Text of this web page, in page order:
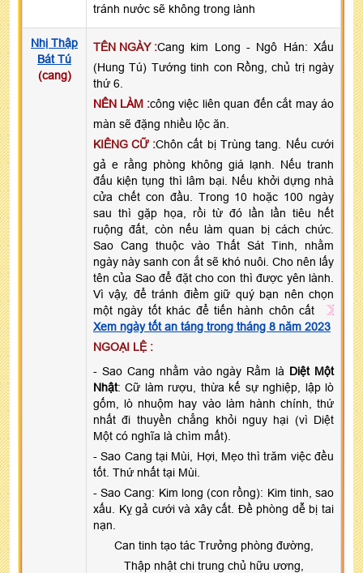
tránh nước sẽ không trong lành
Nhị Thập
Bát Tú
(cang)
TÊN NGÀY :Cang kim Long - Ngô Hán: Xấu
(Hung Tú) Tướng tinh con Rồng, chủ trị ngày
thứ 6.
NÊN LÀM :công việc liên quan đến cắt may áo
màn sẽ đặng nhiều lộc ăn.
KIÊNG CỮ :Chôn cất bị Trùng tang. Nếu cưới
gả e rằng phòng không giá lạnh. Nếu tranh
đấu kiện tụng thì lâm bại. Nếu khởi dựng nhà
cửa chết con đầu. Trong 10 hoặc 100 ngày
sau thì gặp họa, rồi từ đó lần lần tiêu hết
ruộng đất, còn nếu làm quan bị cách chức.
Sao Cang thuộc vào Thất Sát Tinh, nhằm
ngày này sanh con ắt sẽ khó nuôi. Cho nên lấy
tên của Sao để đặt cho con thì được yên lành.
Vì vậy, để tránh điềm giữ quý bạn nên chọn
một ngày tốt khác để tiến hành chôn cất
Xem ngày tốt an táng trong tháng 8 năm 2023
NGOẠI LỆ :
- Sao Cang nhằm vào ngày Rằm là Diệt Một
Nhật: Cữ làm rượu, thừa kế sự nghiệp, lập lò
gốm, lò nhuộm hay vào làm hành chính, thứ
nhất đi thuyền chẳng khỏi nguy hại (vì Diệt
Một có nghĩa là chìm mất).
- Sao Cang tại Mùi, Hợi, Mẹo thì trăm việc đều
tốt. Thứ nhất tại Mùi.
- Sao Cang: Kim long (con rồng): Kim tinh, sao
xấu. Kỵ gả cưới và xây cất. Đề phòng dễ bị tai
nạn.
Can tinh tạo tác Trưởng phòng đường,
Thập nhật chi trung chủ hữu ương,